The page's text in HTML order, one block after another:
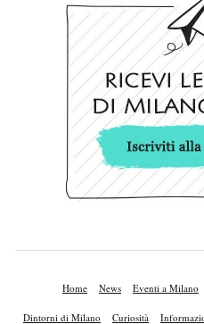
Home News Eventi a Milano
Dintorni di Milano Curiosità